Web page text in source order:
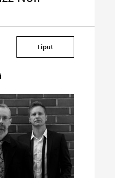
Liput